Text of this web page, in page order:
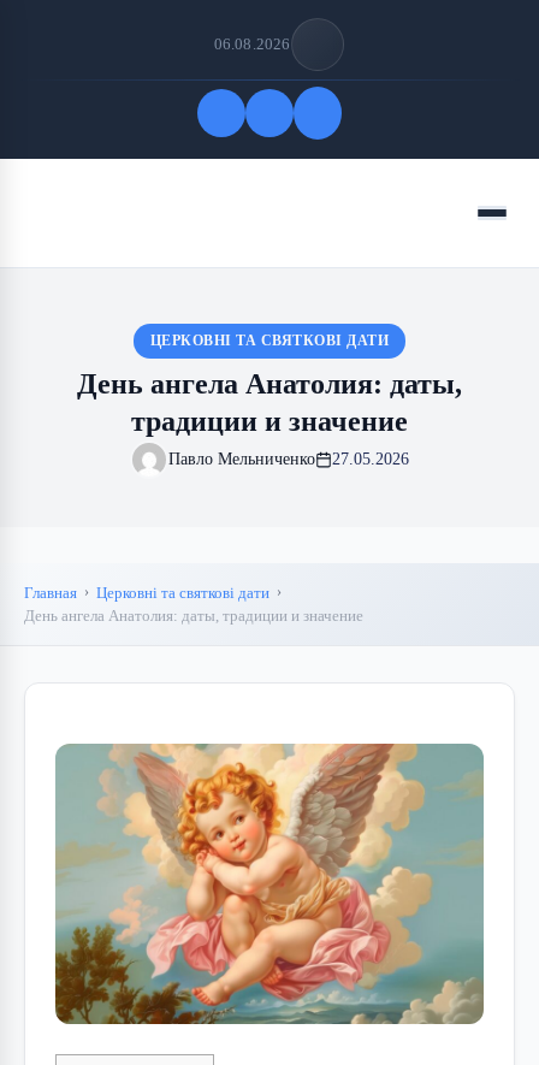
06.08.2026
Меню
ЦЕРКОВНІ ТА СВЯТКОВІ ДАТИ
День ангела Анатолия: даты,
традиции и значение
Павло Мельниченко 27.05.2026
Главная
Церковні та святкові дати
День ангела Анатолия: даты, традиции и значение